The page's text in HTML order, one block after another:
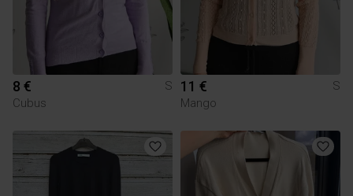
8 €
S
Cubus
11 €
S
Mango